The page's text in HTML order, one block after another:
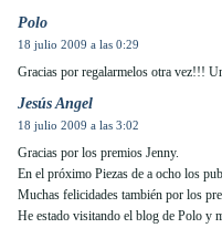
Polo
18 julio 2009 a las 0:29
Gracias por regalarmelos otra vez!!!
Jesús Angel
18 julio 2009 a las 3:02
Gracias por los premios Jenny.
En el próximo Piezas de a ocho los
Muchas felicidades también por los
He estado visitando el blog de Polo y